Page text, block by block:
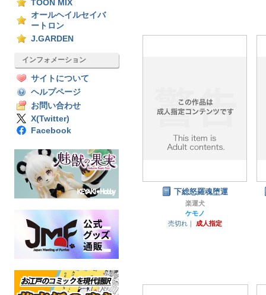
TOON MIX
オールヘイルセイバ
ートロン
J.GARDEN
インフォメーション
サイトについて
ヘルプページ
お問い合わせ
X(Twitter)
Facebook
下総怒羅魂堕運
楽運犬
ケモノ
売切れ｜
成人指定